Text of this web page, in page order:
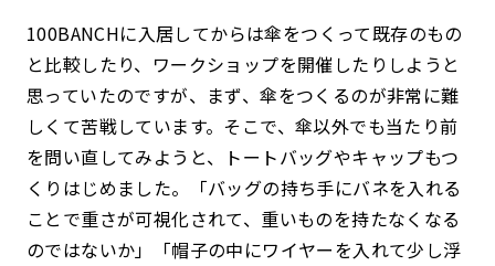
100BANCHに入居してからは傘をつくって既存のもの
と比較したり、ワークショップを開催したりしようと
思っていたのですが、まず、傘をつくるのが非常に難
しくて苦戦しています。そこで、傘以外でも当たり前
を問い直してみようと、トートバッグやキャップもつ
くりはじめました。「バッグの持ち手にバネを入れる
ことで重さが可視化されて、重いものを持たなくなる
のではないか」「帽子の中にワイヤーを入れて少し浮